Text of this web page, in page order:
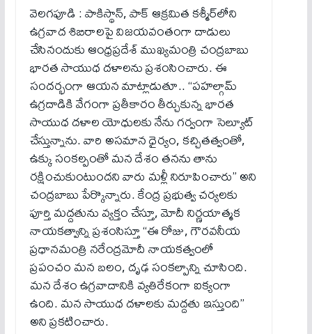
వెల‌గ‌పూడి : పాకిస్థాన్, పాక్ ఆక్రమిత కశ్మీర్‌లోని
ఉగ్రవాద శిబిరాలపై విజయవంతంగా దాడులు
చేసినందుకు ఆంధ్రప్రదేశ్ ముఖ్యమంత్రి చంద్రబాబు
భారత సాయుధ దళాలను ప్రశంసించారు. ఈ
సందర్భంగా ఆయన మాట్లాడుతూ.. “పహల్గామ్
ఉగ్రదాడికి వేగంగా ప్రతీకారం తీర్చుకున్న భారత
సాయుధ దళాల యోధులకు నేను గర్వంగా సెల్యూట్
చేస్తున్నాను. వారి అసమాన ధైర్యం, కచ్చితత్వంతో,
ఉక్కు సంకల్పంతో మన దేశం తనను తాను
రక్షించుకుంటుందని వారు మళ్లీ నిరూపించారు” అని
చంద్రబాబు పేర్కొన్నారు. కేంద్ర ప్రభుత్వ చర్యలకు
పూర్తి మద్దతును వ్యక్తం చేస్తూ, మోదీ నిర్ణయాత్మక
నాయకత్వాన్ని ప్రశంసిస్తూ “ఈ రోజు, గౌరవనీయ
ప్రధానమంత్రి నరేంద్రమోదీ నాయకత్వంలో
ప్రపంచం మన బలం, దృఢ సంకల్పాన్ని చూసింది.
మన దేశం ఉగ్రవాదానికి వ్యతిరేకంగా ఐక్యంగా
ఉంది. మన సాయుధ దళాలకు మద్దతు ఇస్తుంది”
అని ప్రకటించారు.